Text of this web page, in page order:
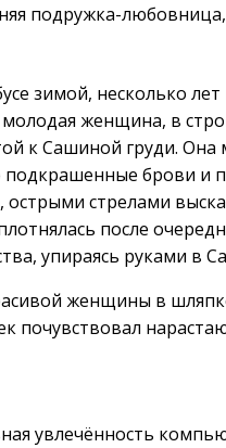
подружка-
зимой, несколько лет
молодая женщина, в
к Сашиной груди. Она
подкрашенные брови и
острыми стрелами
после
упираясь руками в
женщины в
почувствовал
увлечённость